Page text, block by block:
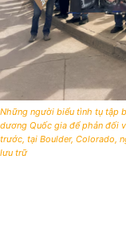
Những người biểu tình tụ tập
dương Quốc gia để phản đối
trước, tại Boulder, Colorado,
lưu trữ